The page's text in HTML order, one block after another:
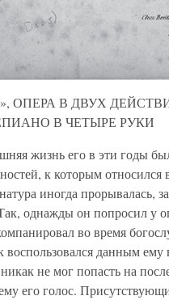
ОПЕРА В ДВУХ
В ЧЕТЫРЕ РУКИ
жизнь его в эти годы
к которым относился
иногда прорывалась,
однажды он попросил у
во время
воспользовался данным
никак не мог попасть на
его голос.